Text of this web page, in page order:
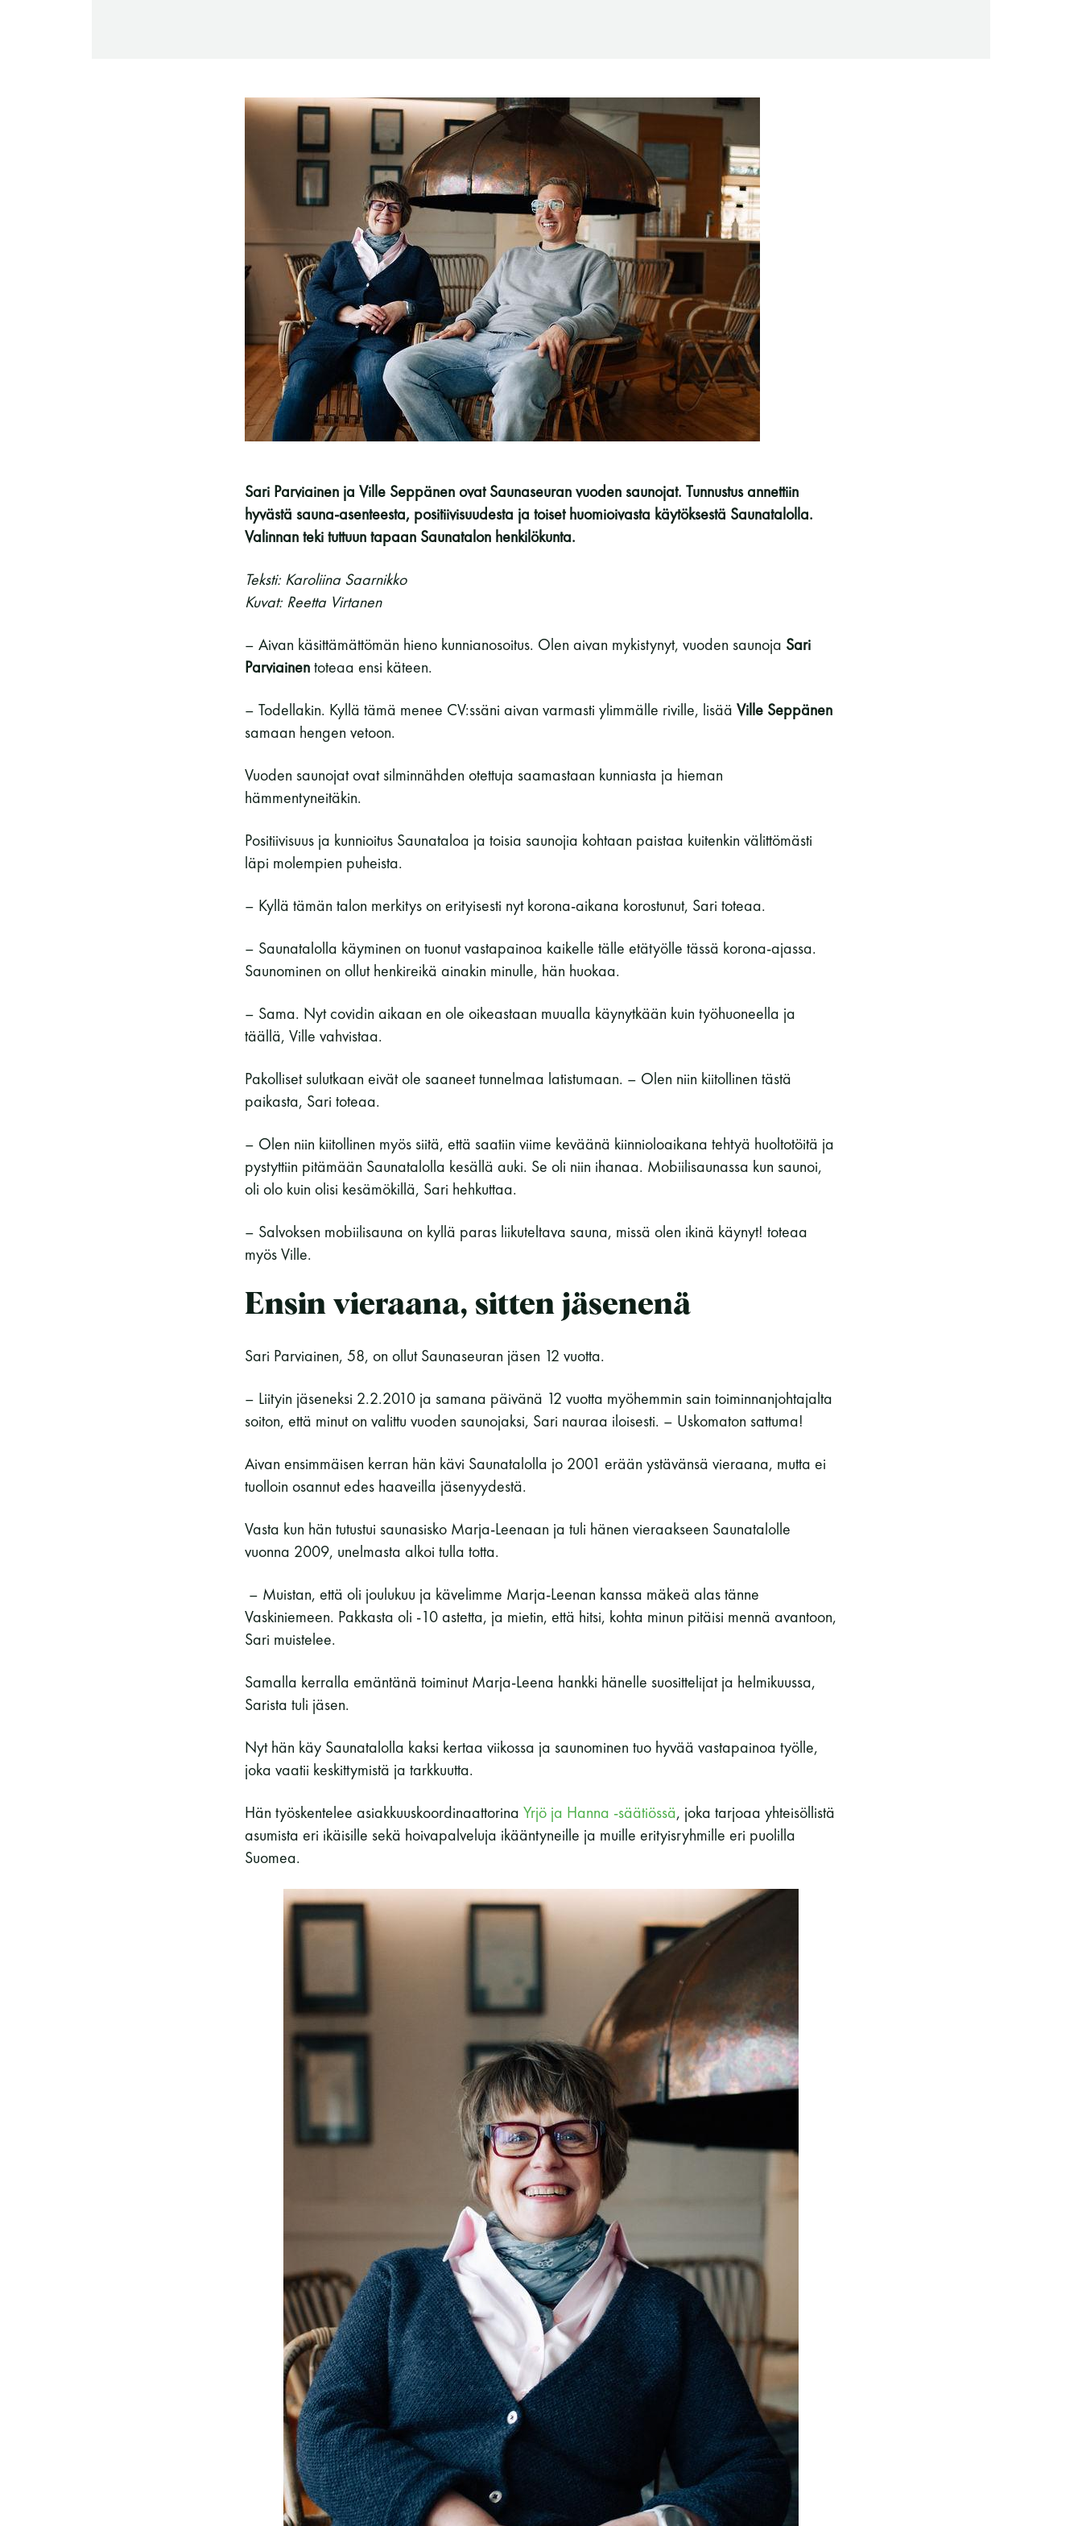
on jaettu lauantai
Hinnasto
12 €
Vieras jäsenen seurassa
6 €
ilmainen
275€ / 115€
695€ / 275€
Suomen Saunaseura ry
Vaskiniementie 10, 00200 Helsinki
Kahvio/kassa 050 372 4167
(saunojen aukioloaikana)
Tietosuojaseloste
Saunaseuran tarkoitus
Suomen Saunaseura vaalii perinteisiä,
kohteliaita saunomistapoja, joiden
perustana on toisten saunarauhan
kunnioittaminen. Seura vaalii
saunakulttuuria ja pyrkii kehittämään
Sari Parviainen ja Ville Seppänen ovat Saunaseuran vuoden saunojat. Tunnustus annettiin
hyvästä sauna-asenteesta, positiivisuudesta ja toiset huomioivasta käytöksestä Saunatalolla.
Valinnan teki tuttuun tapaan Saunatalon henkilökunta.
Teksti: Karoliina Saarnikko
Kuvat: Reetta Virtanen
– Aivan käsittämättömän hieno kunnianosoitus. Olen aivan mykistynyt, vuoden saunoja Sari
Parviainentoteaa ensi käteen.
– Todellakin. Kyllä tämä menee CV:ssäni aivan varmasti ylimmälle riville, lisää Ville Seppänen
samaan hengen vetoon.
Vuoden saunojat ovat silminnähden otettuja saamastaan kunniasta ja hieman
hämmentyneitäkin.
Positiivisuus ja kunnioitus Saunataloa ja toisia saunojia kohtaan paistaa kuitenkin välittömästi
läpi molempien puheista.
– Kyllä tämän talon merkitys on erityisesti nyt korona-aikana korostunut, Sari toteaa.
– Saunatalolla käyminen on tuonut vastapainoa kaikelle tälle etätyölle tässä korona-ajassa.
Saunominen on ollut henkireikä ainakin minulle, hän huokaa.
– Sama. Nyt covidin aikaan en ole oikeastaan muualla käynytkään kuin työhuoneella ja
täällä, Ville vahvistaa.
Pakolliset sulutkaan eivät ole saaneet tunnelmaa latistumaan. – Olen niin kiitollinen tästä
paikasta, Sari toteaa.
– Olen niin kiitollinen myös siitä, että saatiin viime keväänä kiinnioloaikana tehtyä huoltotöitä ja
pystyttiin pitämään Saunatalolla kesällä auki. Se oli niin ihanaa. Mobiilisaunassa kun saunoi,
oli olo kuin olisi kesämökillä, Sari hehkuttaa.
– Salvoksen mobiilisauna on kyllä paras liikuteltava sauna, missä olen ikinä käynyt! toteaa
myös Ville.
Ensin vieraana, sitten jäsenenä
Sari Parviainen, 58, on ollut Saunaseuran jäsen 12 vuotta.
– Liityin jäseneksi 2.2.2010 ja samana päivänä 12 vuotta myöhemmin sain toiminnanjohtajalta
soiton, että minut on valittu vuoden saunojaksi, Sari nauraa iloisesti. – Uskomaton sattuma!
Aivan ensimmäisen kerran hän kävi Saunatalolla jo 2001 erään ystävänsä vieraana, mutta ei
tuolloin osannut edes haaveilla jäsenyydestä.
Vasta kun hän tutustui saunasisko Marja-Leenaan ja tuli hänen vieraakseen Saunatalolle
vuonna 2009, unelmasta alkoi tulla totta.
– Muistan, että oli joulukuu ja kävelimme Marja-Leenan kanssa mäkeä alas tänne
Vaskiniemeen. Pakkasta oli -10 astetta, ja mietin, että hitsi, kohta minun pitäisi mennä avantoon,
Sari muistelee.
Samalla kerralla emäntänä toiminut Marja-Leena hankki hänelle suosittelijat ja helmikuussa,
Sarista tuli jäsen.
Nyt hän käy Saunatalolla kaksi kertaa viikossa ja saunominen tuo hyvää vastapainoa työlle,
joka vaatii keskittymistä ja tarkkuutta.
Hän työskentelee asiakkuuskoordinaattorina Yrjö ja Hanna -säätiössä, joka tarjoaa yhteisöllistä
asumista eri ikäisille sekä hoivapalveluja ikääntyneille ja muille erityisryhmille eri puolilla
Suomea.